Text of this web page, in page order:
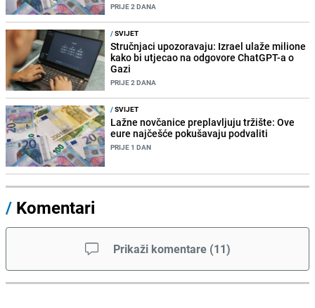
PRIJE 2 DANA
/SVIJET
Stručnjaci upozoravaju: Izrael ulaže milione
kako bi utjecao na odgovore ChatGPT-a o
Gazi
PRIJE 2 DANA
/SVIJET
Lažne novčanice preplavljuju tržište: Ove
eure najčešće pokušavaju podvaliti
PRIJE 1 DAN
/ Komentari
Prikaži komentare (11)